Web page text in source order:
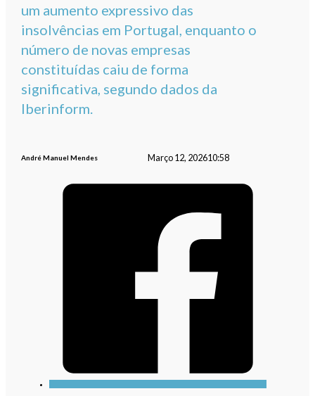
um aumento expressivo das
insolvências em Portugal, enquanto o
número de novas empresas
constituídas caiu de forma
significativa, segundo dados da
Iberinform.
André Manuel Mendes Março 12, 202610:58